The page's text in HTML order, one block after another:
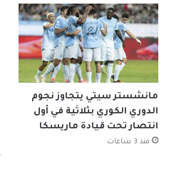
مانشستر سيتي يتجاوز نجوم
الدوري الكوري بثلاثية في أول
انتصار تحت قيادة ماريسكا
منذ 3 ساعات